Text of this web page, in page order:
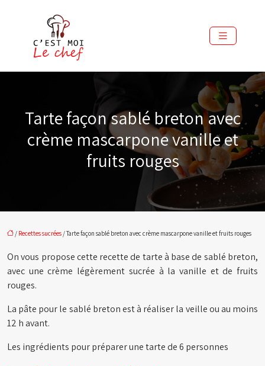
Tarte façon sablé breton avec
crème mascarpone vanille et
fruits rouges
/ Recettes sucrées / Tarte façon sablé breton avec crème mascarpone vanille et fruits rouges
On vous propose cette recette de tarte à base de sablé breton,
avec une crème légèrement sucrée à la vanille et de fruits
rouges.
La pâte pour le sablé breton est à réaliser la veille ou au moins
12 h avant.
Les ingrédients pour préparer une tarte de 6 personnes